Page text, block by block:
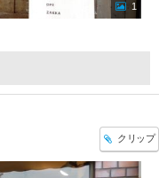
1
クリップ